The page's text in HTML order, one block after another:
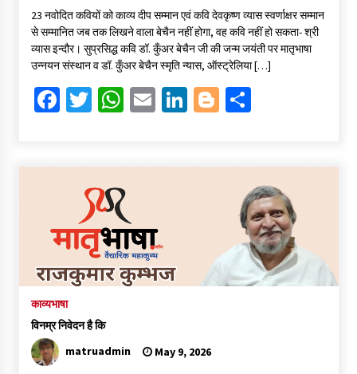
b
o
o
k
tt
er
at
sA
p
p
ai
l
ke
dI
n
gg
er
ar
e
23 नवोदित कवियों को काव्य दीप सम्मान एवं कवि देवकृष्ण व्यास स्वर्णाक्षर सम्मान
से सम्मानित जब तक लिखने वाला बेचैन नहीं होगा, वह कवि नहीं हो सकता- श्री
व्यास इन्दौर। सुप्रसिद्ध कवि डॉ. कुँअर बेचैन जी की जन्म जयंती पर मातृभाषा
उन्नयन संस्थान व डॉ. कुँअर बेचैन स्मृति न्यास, ऑस्ट्रेलिया […]
Fa
o
k
T
er
W
sA
p
p
E
l
Li
dI
Bl
er
S
e
काव्यभाषा
विनम्र निवेदन है कि
matruadmin
May 9, 2026